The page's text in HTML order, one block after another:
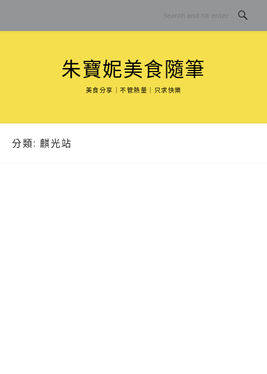
content
朱寶妮美食隨筆
美食分享｜不管熱量｜只求快樂
分類: 麒光站